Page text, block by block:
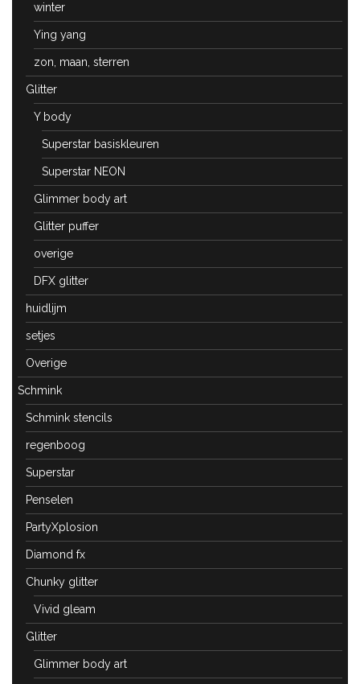
winter
Ying yang
zon, maan, sterren
Glitter
Y body
Superstar basiskleuren
Superstar NEON
Glimmer body art
Glitter puffer
overige
DFX glitter
huidlijm
setjes
Overige
Schmink
Schmink stencils
regenboog
Superstar
Penselen
PartyXplosion
Diamond fx
Chunky glitter
Vivid gleam
Glitter
Glimmer body art